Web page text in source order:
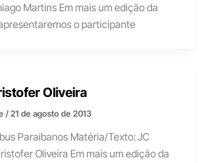
Martins Em mais um edição da
o participante
Oliveira
/21 de agosto de 2013
Paraibanos Matéria/Texto: JC
Oliveira Em mais um edição da